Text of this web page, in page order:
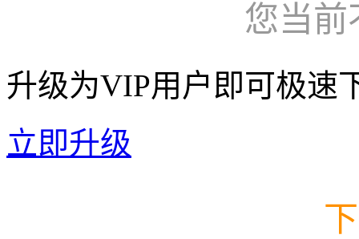
您当前
升级为VIP用户即可极速
立即升级